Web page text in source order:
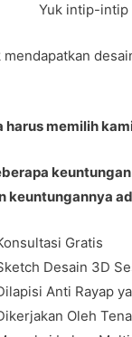
Yuk intip-intip
mendapatkan
harus memilih
keuntungannya
Gratis
Desain 3D
Anti Rayap
Oleh